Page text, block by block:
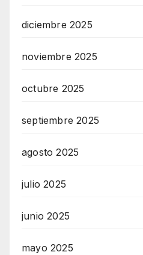
diciembre 2025
noviembre 2025
octubre 2025
septiembre 2025
agosto 2025
julio 2025
junio 2025
mayo 2025